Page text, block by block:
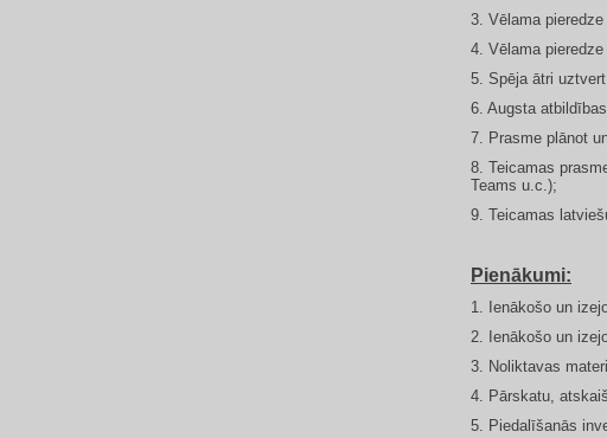
3. Vēlama
4. Vēlama
5. Spēja ātri
6. Augsta
7. Prasme plānot
8. Teicamas
Teams u.c.);
9. Teicamas
Pienākumi:
1. Ienākošo un
2. Ienākošo un
3. Noliktavas
4. Pārskatu,
5. Piedalīšanās